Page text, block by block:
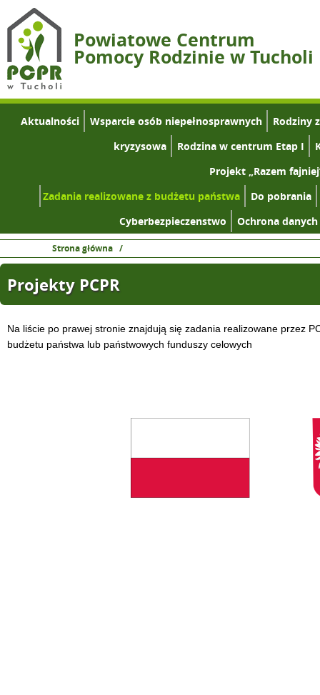
Powiatowe Centrum
Pomocy Rodzinie w Tucholi
Aktualności Wsparcie osób niepełnosprawnych
Rodziny
kryzysowa
Rodzina w centrum Etap I
Projekt „Razem
Zadania realizowane z budżetu państwa
Do pobrania
Cyberbezpieczenstwo
Ochrona
Strona główna /
Projekty PCPR
Na liście po prawej stronie znajdują się zadania realizowane przez
budżetu państwa lub państwowych funduszy celowych